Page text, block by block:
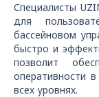
Специалисты
для
бассейновом
быстро и
позволит
оперативности
всех уровнях.